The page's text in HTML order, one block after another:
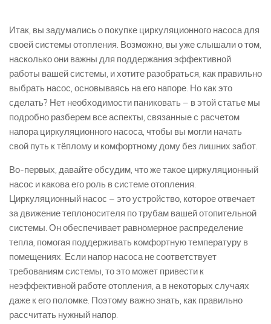
Итак, вы задумались о покупке циркуляционного насоса для
своей системы отопления. Возможно, вы уже слышали о том,
насколько они важны для поддержания эффективной
работы вашей системы, и хотите разобраться, как правильно
выбрать насос, основываясь на его напоре. Но как это
сделать? Нет необходимости паниковать – в этой статье мы
подробно разберем все аспекты, связанные с расчетом
напора циркуляционного насоса, чтобы вы могли начать
свой путь к тёплому и комфортному дому без лишних забот.
Во-первых, давайте обсудим, что же такое циркуляционный
насос и какова его роль в системе отопления.
Циркуляционный насос – это устройство, которое отвечает
за движение теплоносителя по трубам вашей отопительной
системы. Он обеспечивает равномерное распределение
тепла, помогая поддерживать комфортную температуру в
помещениях. Если напор насоса не соответствует
требованиям системы, то это может привести к
неэффективной работе отопления, а в некоторых случаях
даже к его поломке. Поэтому важно знать, как правильно
рассчитать нужный напор.